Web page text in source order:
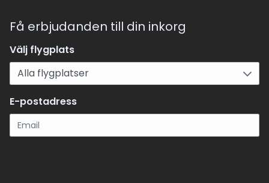
Få erbjudanden till din inkorg
Välj flygplats
E-postadress